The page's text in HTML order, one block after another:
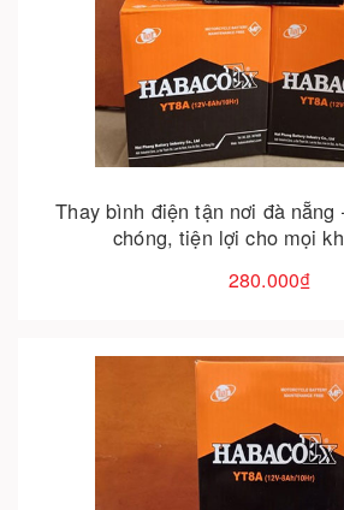
Thay bình điện tận nơi đà nẵng
chóng, tiện lợi cho mọi
280.000₫
Cho vào giỏ hàng